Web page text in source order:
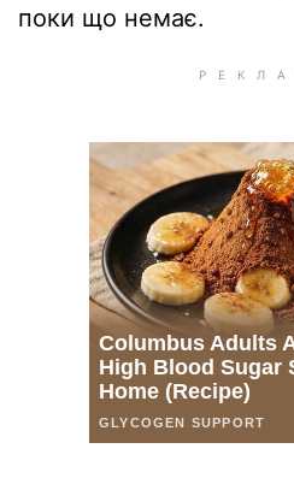
поки що немає.